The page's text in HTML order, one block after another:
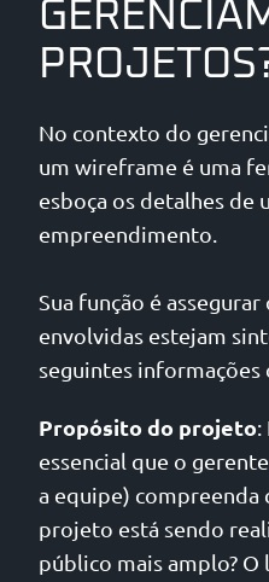
No contexto do
um wireframe é uma
esboça os detalhes de
empreendimento.
Sua função é
envolvidas estejam
seguintes informações
Propósito do projeto:
essencial que o
a equipe) compreenda
projeto está sendo
público mais amplo?